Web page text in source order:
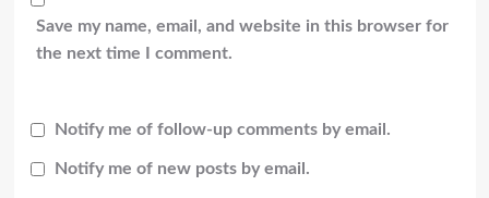
Save my name, email, and website in this browser for
the next time I comment.
Notify me of follow-up comments by email.
Notify me of new posts by email.